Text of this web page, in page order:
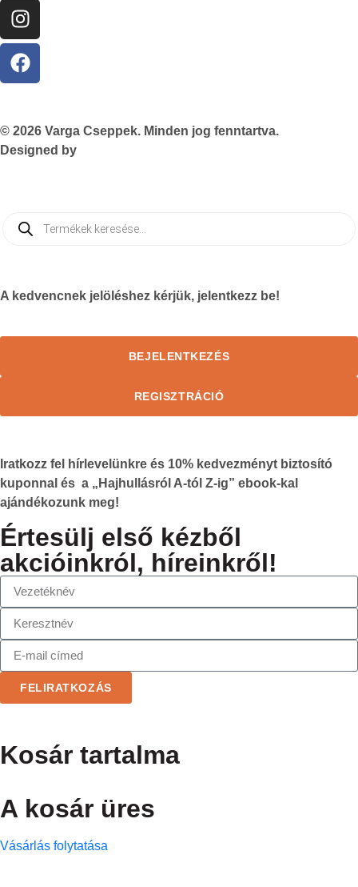
© 2026 Varga Cseppek. Minden jog fenntartva.
Designed by
A kedvencnek jelöléshez kérjük, jelentkezz be!
BEJELENTKEZÉS
REGISZTRÁCIÓ
Iratkozz fel hírlevelünkre és 10% kedvezményt biztosító
kuponnal és a „Hajhullásról A-tól Z-ig” ebook-kal
ajándékozunk meg!
Értesülj első kézből
akcióinkról, híreinkről!
FELIRATKOZÁS
Kosár tartalma
A kosár üres
Vásárlás folytatása